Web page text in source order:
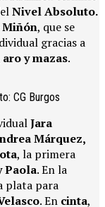
Nivel Absoluto.
, que se
gracias a
y mazas.
CG Burgos
Jara
Márquez,
, la primera
Paola. En la
plata para
. En cinta,